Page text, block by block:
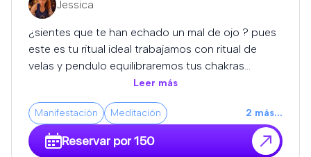
expertos se encargará de disolver los bloqueos,
cortar las malas vibraciones y devolverte la
claridad, el equilibrio y la protección que necesitas
para volver a avanzar con fuerza.
Jessica
¿sientes que te han echado un mal de ojo ? pues
este es tu ritual ideal trabajamos con ritual de
velas y pendulo equilibraremos tus chakras
limpiaremos tus energias y haremos que tus
caminos sean abiertos para que todo te empiece
a salir bien..... importante despues de este ritual
recomendamos llevar una turmalina o escoba de
bruja para proteccion
Leer más
Manifestación Meditación 2 más...
Reservar por 150